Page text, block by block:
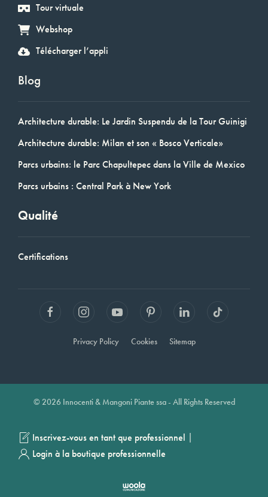
Tour virtuale
Webshop
Télécharger l’appli
Blog
Architecture durable: Le Jardin Suspendu de la Tour Guinigi
Architecture durable: Milan et son « Bosco Verticale»
Parcs urbains: le Parc Chapultepec dans la Ville de Mexico
Parcs urbains : Central Park à New York
Qualité
Certifications
Privacy Policy Cookies Sitemap
© 2026 Innocenti & Mangoni Piante ssa - All Rights Reserved
Inscrivez-vous en tant que professionnel |
Login à la boutique professionnelle